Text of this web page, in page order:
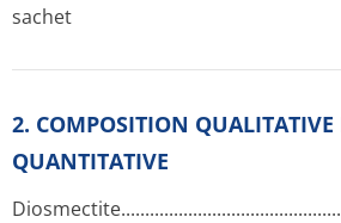
sachet
2. COMPOSITION QUALITATIVE
QUANTITATIVE